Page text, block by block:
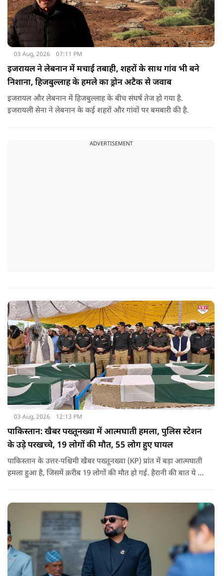
03 Aug, 2026 07:11 PM
इजरायल ने लेबनान में मचाई तबाही, शहरों के साथ गांव भी बने
निशाना, हिजबुल्लाह के हमले का ड्रोन अटैक से जवाब
इजरायल और लेबनान में हिजबुल्लाह के बीच संघर्ष तेज हो गया है.
इजरायली सेना ने लेबनान के कई शहरों और गांवों पर बमबारी की है.
ADVERTISEMENT
03 Aug, 2026 12:13 PM
पाकिस्तान: खैबर पख्तूनख्वा में आत्मघाती हमला, पुलिस स्टेशन
के उड़े परखच्चे, 19 लोगों की मौत, 55 लोग हुए घायल
पाकिस्तान के उत्तर-पश्चिमी खैबर पख्तूनख्वा (KP) प्रांत में बड़ा आत्मघाती
हमला हुआ है, जिसमें क़रीब 19 लोगों की मौत हो गई. हैरानी की बात ये है